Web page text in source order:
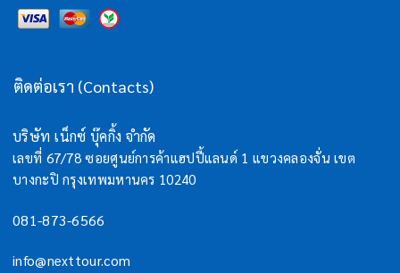
ติดต่อเรา (Contacts)
บริษัท เน็กซ์ บุ๊คกิ้ง จำกัด
เลขที่ 67/78 ซอยศูนย์การค้าแฮปปี้แลนด์ 1 แขวงคลองจั่น เขต
บางกะปิ กรุงเทพมหานคร 10240
081-873-6566
info@nexttour.com